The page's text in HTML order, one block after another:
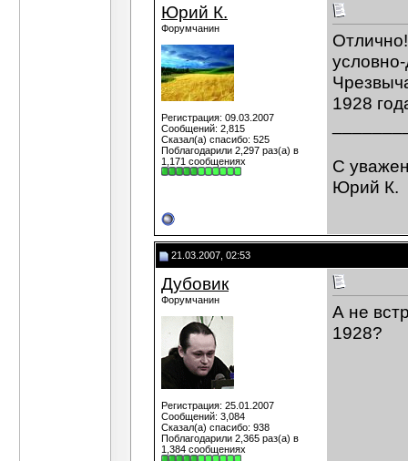
Юрий К.
Форумчанин
Регистрация: 09.03.2007
Сообщений: 2,815
Сказал(а) спасибо: 525
Поблагодарили 2,297 раз(а) в
1,171 сообщениях
1928
С
Юрий К.
21.03.2007, 02:53
Дубовик
Форумчанин
Регистрация: 25.01.2007
Сообщений: 3,084
Сказал(а) спасибо: 938
Поблагодарили 2,365 раз(а) в
1,384 сообщениях
А не
1928?